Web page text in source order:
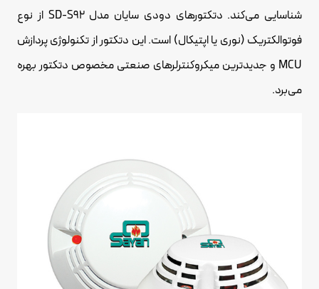
شناسایی می‌کند. دتکتورهای دودی سایان مدل SD-S92 از نوع
فوتوالکتریک (نوری یا اپتیکال) است. این دتکتور از تکنولوژی پردازش
MCU و جدیدترین میکروکنترلرهای صنعتی مخصوص دتکتور بهره
می‌برد.